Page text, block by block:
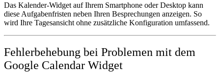
Das Kalender-Widget auf Ihrem Smartphone oder Desktop kann
diese Aufgabenfristen neben Ihren Besprechungen anzeigen. So
wird Ihre Tagesansicht ohne zusätzliche Konfiguration umfassend.
Fehlerbehebung bei Problemen mit dem
Google Calendar Widget